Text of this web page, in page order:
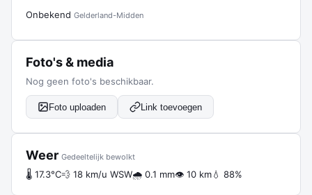
Onbekend Gelderland-Midden
Foto's & media
Nog geen foto's beschikbaar.
Foto uploaden Link toevoegen
Weer Gedeeltelijk bewolkt
🌡 17.3°C💨 18 km/u WSW🌧 0.1 mm👁 10 km💧 88%